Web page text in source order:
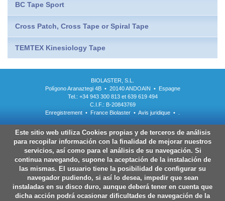
BC Tape Sport
Cross Patch, Cross Tape or Spiral Tape
TEMTEX Kinesiology Tape
BIOLASTER, S.L.
Polígono Aranaztegi 4B • 20140 ANDOAIN • Espagne
Tel.: +34 943 300 813 et 639 619 494
C.I.F.: B-20843769
Enregistrement • France Biolaster • Avis juridique •
Este sitio web utiliza Cookies propias y de terceros de análisis
para recopilar información con la finalidad de mejorar nuestros
servicios, así como para el análisis de su navegación. Si
continua navegando, supone la aceptación de la instalación de
las mismas. El usuario tiene la posibilidad de configurar su
navegador pudiendo, si así lo desea, impedir que sean
instaladas en su disco duro, aunque deberá tener en cuenta que
dicha acción podrá ocasionar dificultades de navegación de la